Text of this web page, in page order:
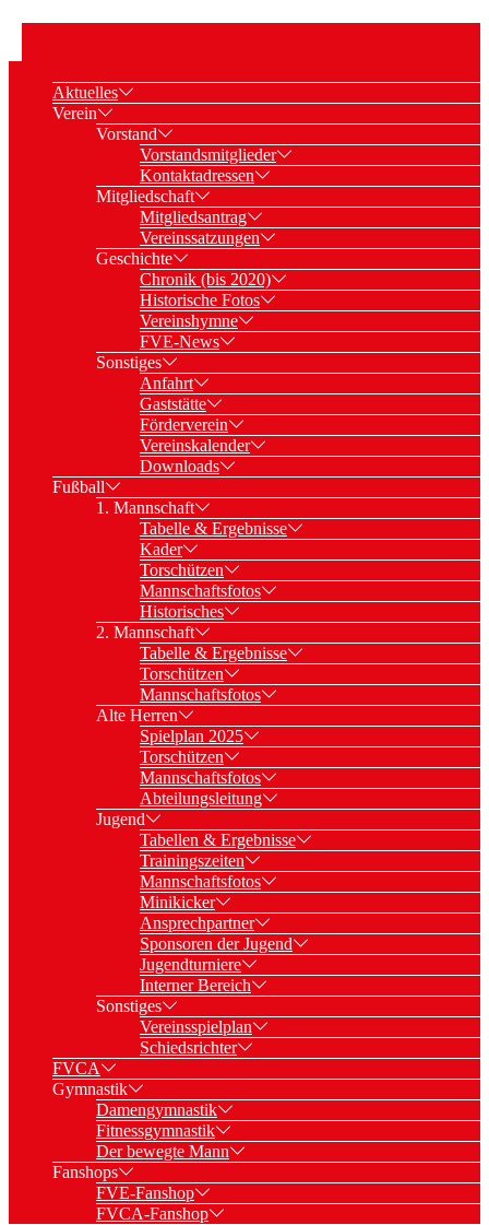
Aktuelles
Verein
Vorstand
Vorstandsmitglieder
Kontaktadressen
Mitgliedschaft
Mitgliedsantrag
Vereinssatzungen
Geschichte
Chronik (bis 2020)
Historische Fotos
Vereinshymne
FVE-News
Sonstiges
Anfahrt
Gaststätte
Förderverein
Vereinskalender
Downloads
Fußball
1. Mannschaft
Tabelle & Ergebnisse
Kader
Torschützen
Mannschaftsfotos
Historisches
2. Mannschaft
Tabelle & Ergebnisse
Torschützen
Mannschaftsfotos
Alte Herren
Spielplan 2025
Torschützen
Mannschaftsfotos
Abteilungsleitung
Jugend
Tabellen & Ergebnisse
Trainingszeiten
Mannschaftsfotos
Minikicker
Ansprechpartner
Sponsoren der Jugend
Jugendturniere
Interner Bereich
Sonstiges
Vereinsspielplan
Schiedsrichter
FVCA
Gymnastik
Damengymnastik
Fitnessgymnastik
Der bewegte Mann
Fanshops
FVE-Fanshop
FVCA-Fanshop